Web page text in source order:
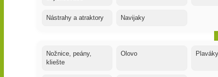
Nástrahy a atraktory Navijaky
Nožnice, peány,
kliešte
Olovo Plaváky